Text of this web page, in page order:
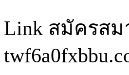
Link สมัครสม